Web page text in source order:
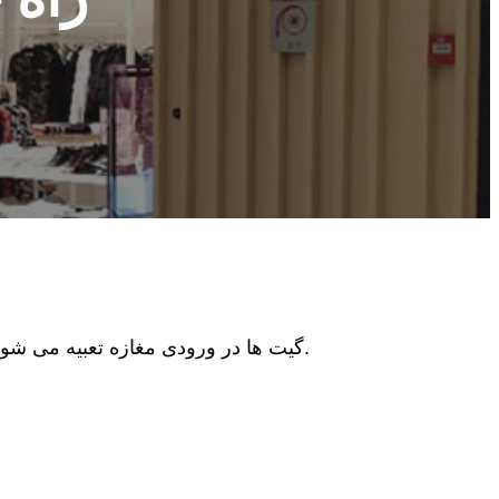
گیت ها در ورودی مغازه تعبیه می شوند که مقدار دروازه با توجه به عرض ورودی و نوع دروازه تعیین می شود.